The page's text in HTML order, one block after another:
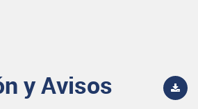
y Avisos